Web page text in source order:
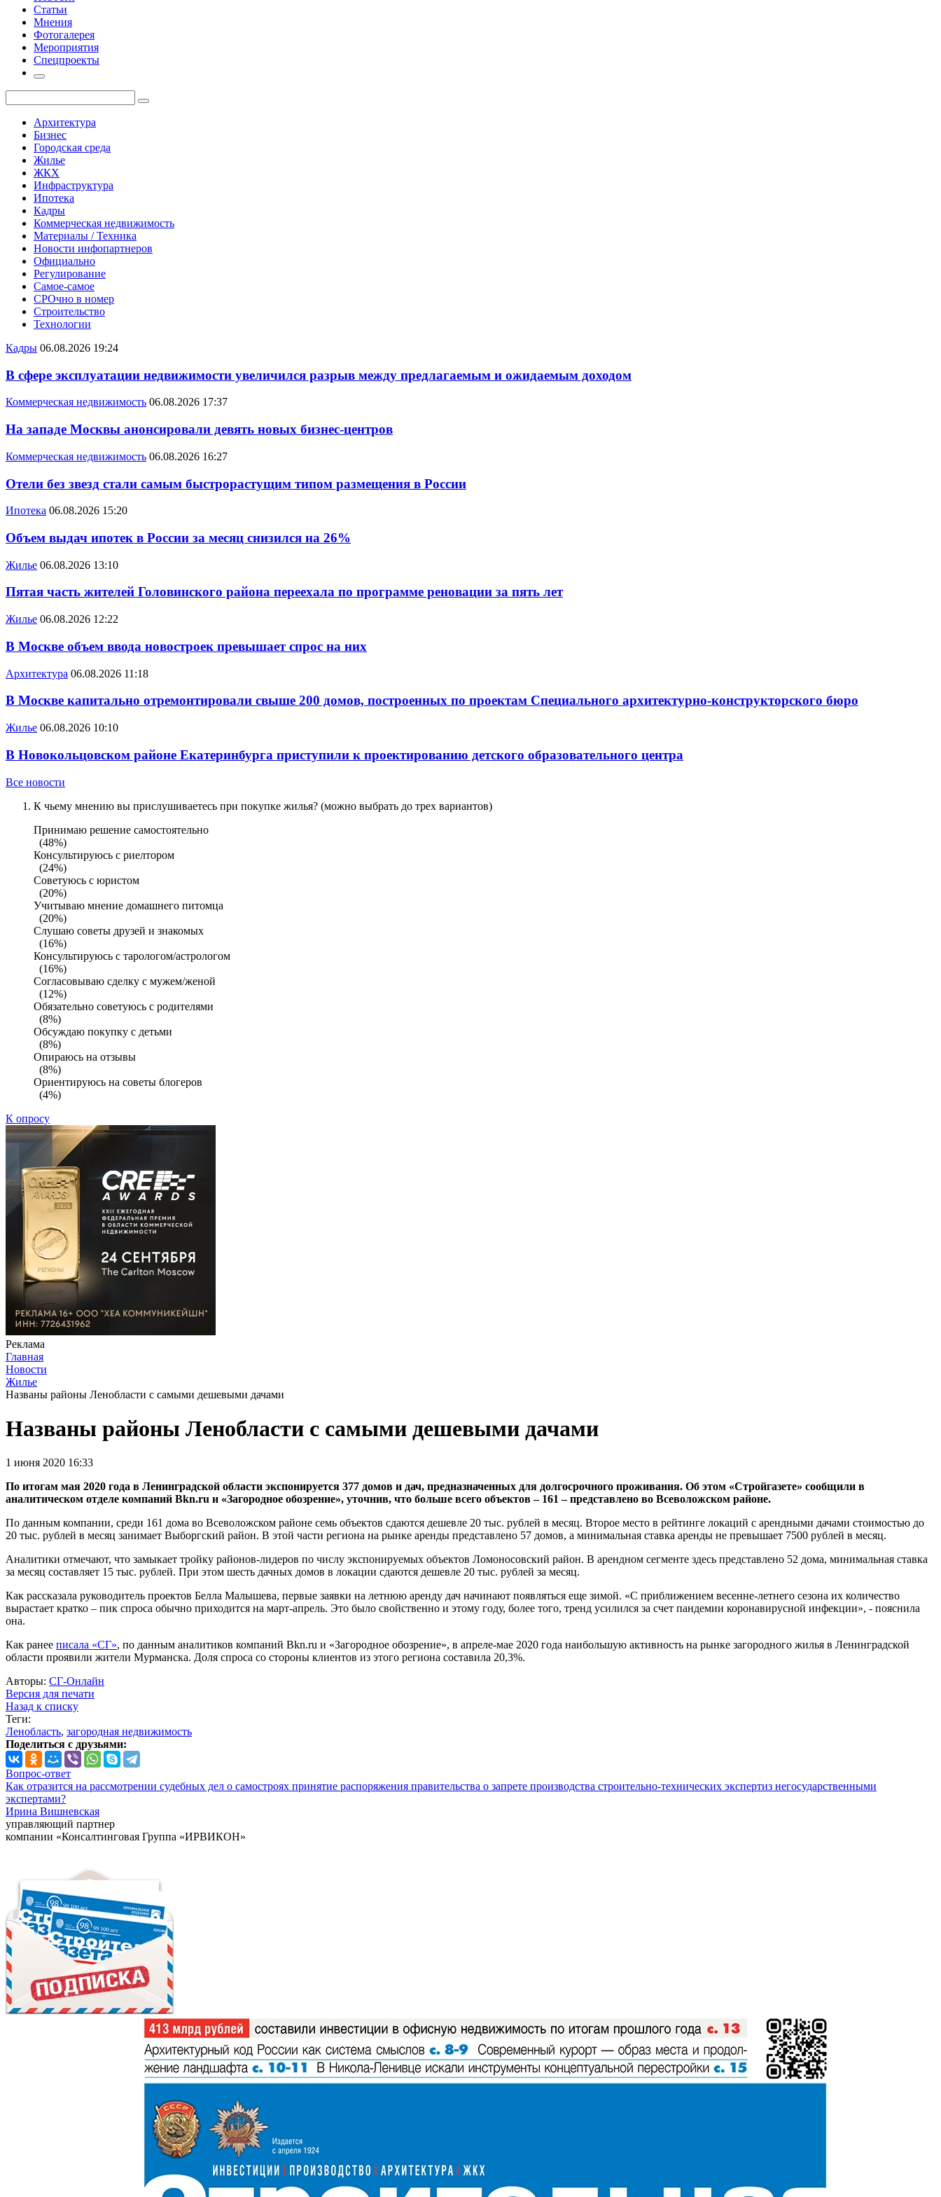
Статьи
Мнения
Фотогалерея
Мероприятия
Спецпроекты
Архитектура
Бизнес
Городская среда
Жилье
ЖКХ
Инфраструктура
Ипотека
Кадры
Коммерческая недвижимость
Материалы / Техника
Новости инфопартнеров
Официально
Регулирование
Самое-самое
СРОчно в номер
Строительство
Технологии
Кадры 06.08.2026 19:24
В сфере эксплуатации недвижимости увеличился разрыв между предлагаемым и ожидаемым доходом
Коммерческая недвижимость 06.08.2026 17:37
На западе Москвы анонсировали девять новых бизнес-центров
Коммерческая недвижимость 06.08.2026 16:27
Отели без звезд стали самым быстрорастущим типом размещения в России
Ипотека 06.08.2026 15:20
Объем выдач ипотек в России за месяц снизился на 26%
Жилье 06.08.2026 13:10
Пятая часть жителей Головинского района переехала по программе реновации за пять лет
Жилье 06.08.2026 12:22
В Москве объем ввода новостроек превышает спрос на них
Архитектура 06.08.2026 11:18
В Москве капитально отремонтировали свыше 200 домов, построенных по проектам Специального архитектурно-конструкторского бюро
Жилье 06.08.2026 10:10
В Новокольцовском районе Екатеринбурга приступили к проектированию детского образовательного центра
Все новости
К чьему мнению вы прислушиваетесь при покупке жилья? (можно выбрать до трех вариантов)
Принимаю решение самостоятельно
(48%)
Консультируюсь с риелтором
(24%)
Советуюсь с юристом
(20%)
Учитываю мнение домашнего питомца
(20%)
Слушаю советы друзей и знакомых
(16%)
Консультируюсь с тарологом/астрологом
(16%)
Согласовываю сделку с мужем/женой
(12%)
Обязательно советуюсь с родителями
(8%)
Обсуждаю покупку с детьми
(8%)
Опираюсь на отзывы
(8%)
Ориентируюсь на советы блогеров
(4%)
К опросу
Реклама
Главная
Новости
Жилье
Названы районы Ленобласти с самыми дешевыми дачами
Названы районы Ленобласти с самыми дешевыми дачами
1 июня 2020 16:33
По итогам мая 2020 года в Ленинградской области экспонируется 377 домов и дач, предназначенных для долгосрочного проживания. Об этом «Стройгазете» сообщили в
аналитическом отделе компаний Bkn.ru и «Загородное обозрение», уточнив, что больше всего объектов – 161 – представлено во Всеволожском районе.
По данным компании, среди 161 дома во Всеволожском районе семь объектов сдаются дешевле 20 тыс. рублей в месяц. Второе место в рейтинге локаций с арендными дачами стоимостью до
20 тыс. рублей в месяц занимает Выборгский район. В этой части региона на рынке аренды представлено 57 домов, а минимальная ставка аренды не превышает 7500 рублей в месяц.
Аналитики отмечают, что замыкает тройку районов-лидеров по числу экспонируемых объектов Ломоносовский район. В арендном сегменте здесь представлено 52 дома, минимальная ставка
за месяц составляет 15 тыс. рублей. При этом шесть дачных домов в локации сдаются дешевле 20 тыс. рублей за месяц.
Как рассказала руководитель проектов Белла Малышева, первые заявки на летнюю аренду дач начинают появляться еще зимой. «С приближением весенне-летнего сезона их количество
вырастает кратко – пик спроса обычно приходится на март-апрель. Это было свойственно и этому году, более того, тренд усилился за счет пандемии коронавирусной инфекции», - пояснила
она.
Как ранее писала «СГ», по данным аналитиков компаний Bkn.ru и «Загородное обозрение», в апреле-мае 2020 года наибольшую активность на рынке загородного жилья в Ленинградской
области проявили жители Мурманска. Доля спроса со стороны клиентов из этого региона составила 20,3%.
Авторы: СГ-Онлайн
Версия для печати
Назад к списку
Теги:
Ленобласть, загородная недвижимость
Поделиться с друзьями:
Вопрос-ответ
Как отразится на рассмотрении судебных дел о самостроях принятие распоряжения правительства о запрете производства строительно-технических экспертиз негосударственными
экспертами?
Ирина Вишневская
управляющий партнер
компании «Консалтинговая Группа «ИРВИКОН»